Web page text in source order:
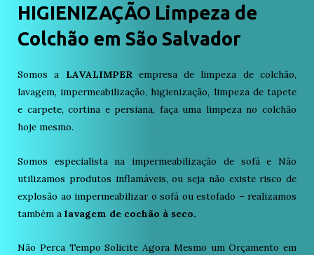
HIGIENIZAÇÃO Limpeza de
Colchão em São Salvador
Somos a LAVALIMPER empresa de limpeza de colchão,
lavagem, impermeabilização, higienização, limpeza de tapete
e carpete, cortina e persiana, faça uma limpeza no colchão
hoje mesmo.
Somos especialista na impermeabilização de sofá e Não
utilizamos produtos inflamáveis, ou seja não existe risco de
explosão ao impermeabilizar o sofá ou estofado – realizamos
também a lavagem de cochão à seco.
Não Perca Tempo Solicite Agora Mesmo um Orçamento em